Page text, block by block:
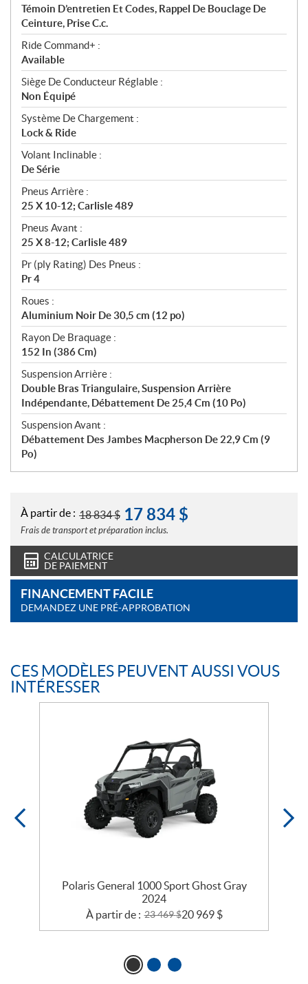
Témoin D’entretien Et Codes, Rappel De Bouclage De
Ceinture, Prise C.c.
Ride Command+ :
Available
Siège De Conducteur Réglable :
Non Équipé
Système De Chargement :
Lock & Ride
Volant Inclinable :
De Série
Pneus Arrière :
25 X 10-12; Carlisle 489
Pneus Avant :
25 X 8-12; Carlisle 489
Pr (ply Rating) Des Pneus :
Pr 4
Roues :
Aluminium Noir De 30,5 cm (12 po)
Rayon De Braquage :
152 In (386 Cm)
Suspension Arrière :
Double Bras Triangulaire, Suspension Arrière
Indépendante, Débattement De 25,4 Cm (10 Po)
Suspension Avant :
Débattement Des Jambes Macpherson De 22,9 Cm (9
Po)
À partir de : 18 834$ 17 834 $
Frais de transport et préparation inclus.
CALCULATRICE
DE PAIEMENT
FINANCEMENT FACILE
DEMANDEZ UNE PRÉ-APPROBATION
CES MODÈLES PEUVENT AUSSI VOUS
INTÉRESSER
Polaris General 1000 Sport Ghost Gray
2024
À partir de : 23 469$20 969 $